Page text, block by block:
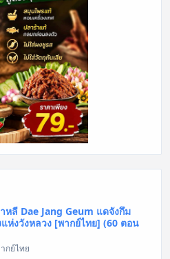
หลี Dae Jang Geum แดจังกึม
ห่งวังหลวง [พากย์ไทย] (60 ตอน
กย์ไทย